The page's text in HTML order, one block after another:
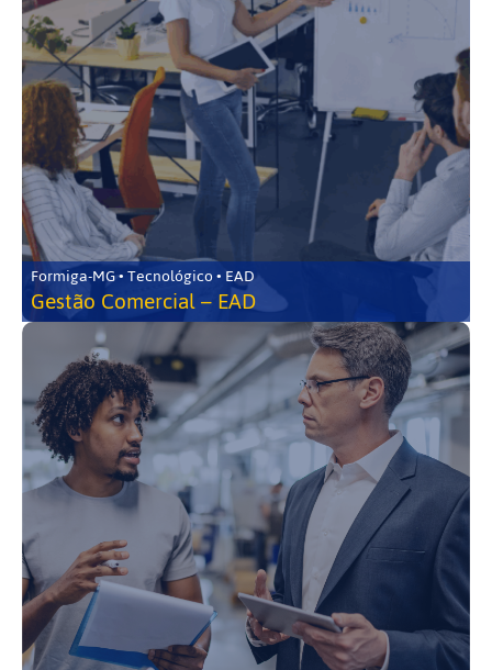
Formiga-MG • Tecnológico • EAD
Gestão Comercial – EAD